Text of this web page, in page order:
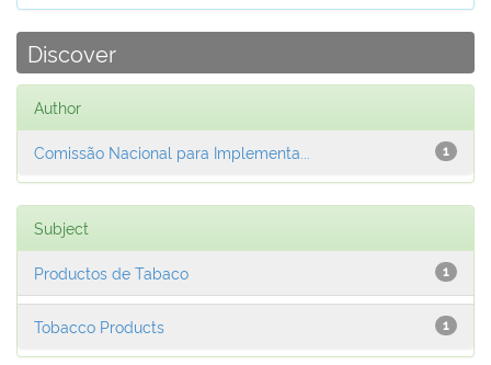
Discover
Author
1
Comissão Nacional para Implementa...
Subject
1
Productos de Tabaco
1
Tobacco Products